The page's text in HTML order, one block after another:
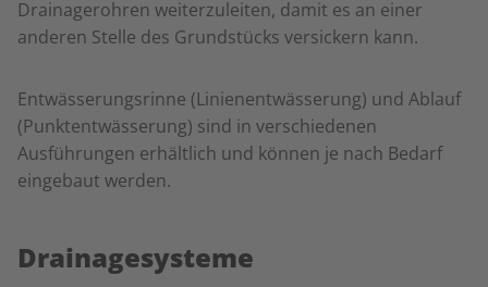
Drainagerohren weiterzuleiten, damit es an einer
anderen Stelle des Grundstücks versickern kann.
Entwässerungsrinne (Linienentwässerung) und Ablauf
(Punktentwässerung) sind in verschiedenen
Ausführungen erhältlich und können je nach Bedarf
eingebaut werden.
Drainagesysteme